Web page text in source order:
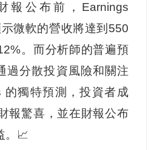
報公布前，Earnings
微軟的營收將達到550
。而分析師的普遍預
過分散投資風險和關注
的獨特預測，投資者成
報驚喜，並在財報公布
。📈